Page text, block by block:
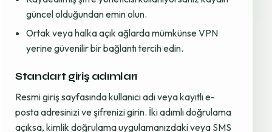
güncel olduğundan emin olun.
Ortak veya halka açık ağlarda mümkünse VPN
yerine güvenilir bir bağlantı tercih edin.
Standart giriş adımları
Resmi giriş sayfasında kullanıcı adı veya kayıtlı e-
posta adresinizi ve şifrenizi girin. İki adımlı doğrulama
açıksa, kimlik doğrulama uygulamanızdaki veya SMS